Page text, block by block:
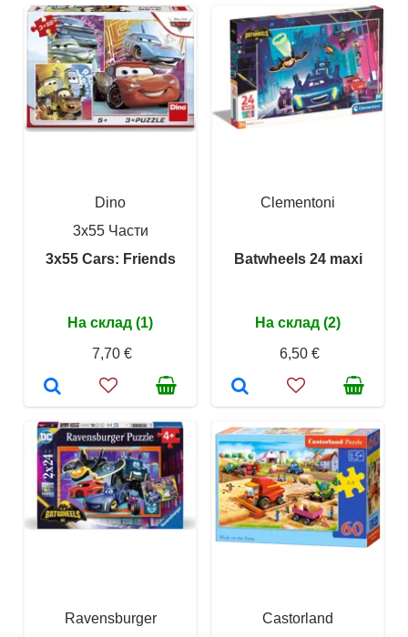
Dino
3x55 Части
3x55 Cars: Friends
На склад (1)
7,70 €
Clementoni
Batwheels 24 maxi
На склад (2)
6,50 €
Ravensburger
Castorland